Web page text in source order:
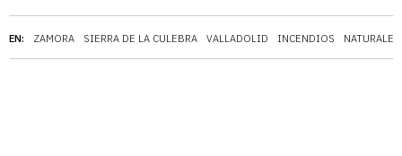
EN: ZAMORA SIERRA DE LA CULEBRA VALLADOLID INCENDIOS